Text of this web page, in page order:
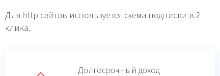
Для http сайтов используется схема подписки в 2
клика.
Долгосрочный доход